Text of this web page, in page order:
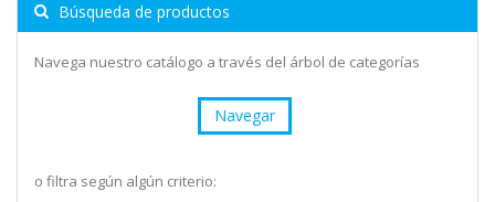
Búsqueda de productos
Navega nuestro catálogo a través del árbol de categorías
Navegar
o filtra según algún criterio: